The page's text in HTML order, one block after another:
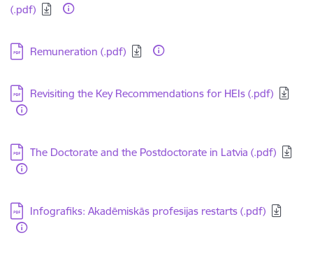
(.pdf)
Lejupielādēt:
Remuneration (.pdf)
Lejupielādēt:
Revisiting the Key Recommendations for HEIs (.pdf)
Lejupielādēt:
The Doctorate and the Postdoctorate in Latvia (.pdf)
Lejupielādēt:
Infografiks: Akadēmiskās profesijas restarts (.pdf)